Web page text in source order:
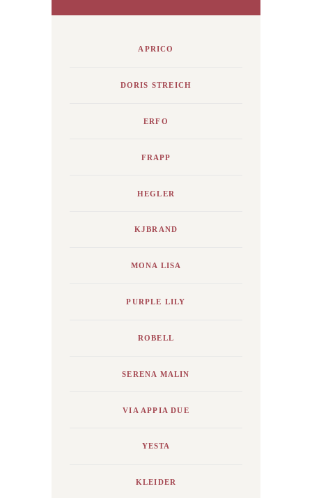
APRICO
DORIS STREICH
ERFO
FRAPP
HEGLER
KJBRAND
MONA LISA
PURPLE LILY
ROBELL
SERENA MALIN
VIA APPIA DUE
YESTA
KLEIDER